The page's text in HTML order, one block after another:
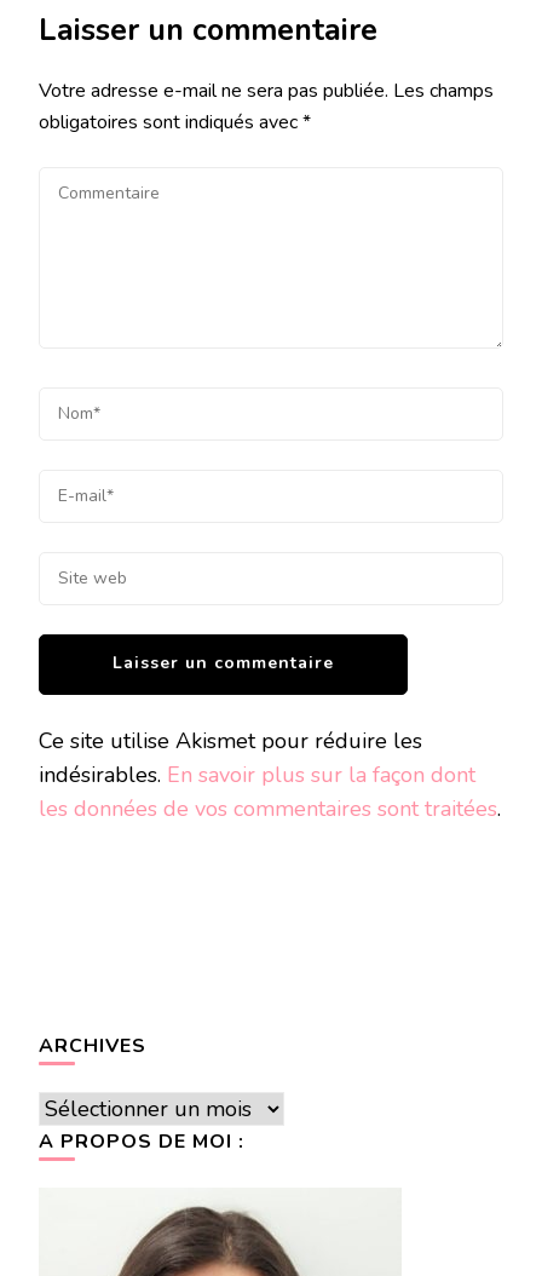
Laisser un commentaire
Votre adresse e-mail ne sera pas publiée. Les champs
obligatoires sont indiqués avec*
Ce site utilise Akismet pour réduire les
indésirables. En savoir plus sur la façon dont
les données de vos commentaires sont traitées.
ARCHIVES
Archives
A PROPOS DE MOI :